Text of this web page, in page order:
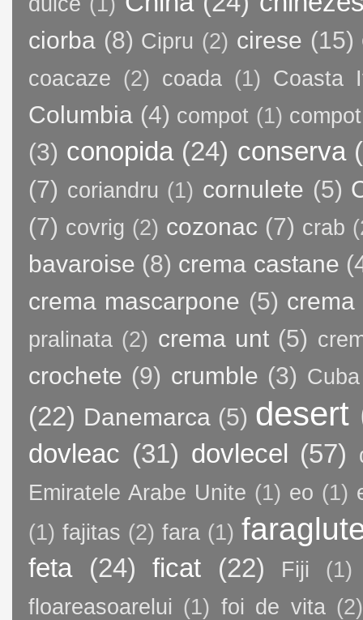
ciorba (8) Cipru (2) cirese (15)
coacaze (2) coada (1) Coasta
Columbia (4) compot (1)
(3) conopida (24) conserva
(7) coriandru (1) cornulete (5)
(7) covrig (2) cozonac (7) crab
bavaroise (8) crema castane
crema mascarpone (5) crema
pralinata (2) crema unt (5)
crochete (9) crumble (3) Cuba
(22) Danemarca (5) desert
dovleac (31) dovlecel (57)
Emiratele Arabe Unite (1) eo (1)
(1) fajitas (2) fara (1)
feta (24) ficat (22) Fiji
(1)
floareasoarelui (1) foi de vita (2)